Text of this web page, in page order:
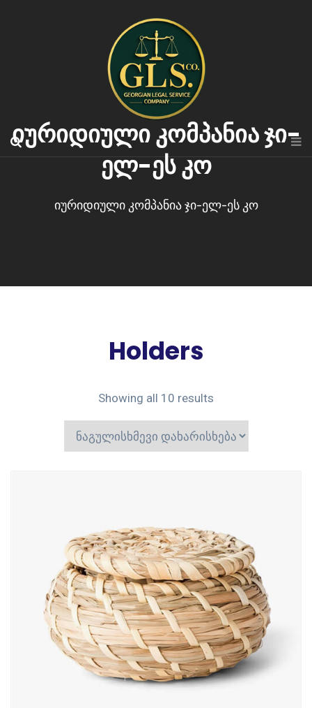
იურიდიული კომპანია ჯი-
ელ-ეს კო
იურიდიული კომპანია ჯი-ელ-ეს კო
Holders
Showing all 10 results